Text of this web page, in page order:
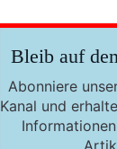
Bleib auf
Abonniere
Kanal und